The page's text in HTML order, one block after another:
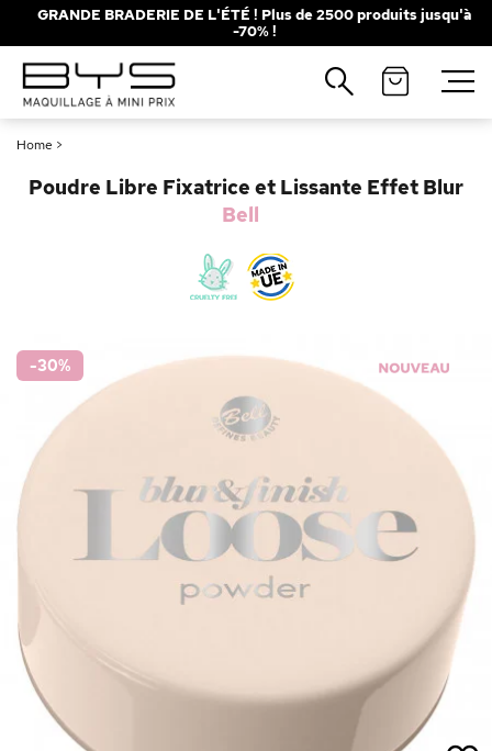
GRANDE BRADERIE DE L'ÉTÉ ! Plus de 2500 produits jusqu'à
-70% !
Home >
Poudre Libre Fixatrice et Lissante Effet Blur
Bell
-30%
Fermer
Recherches populaires